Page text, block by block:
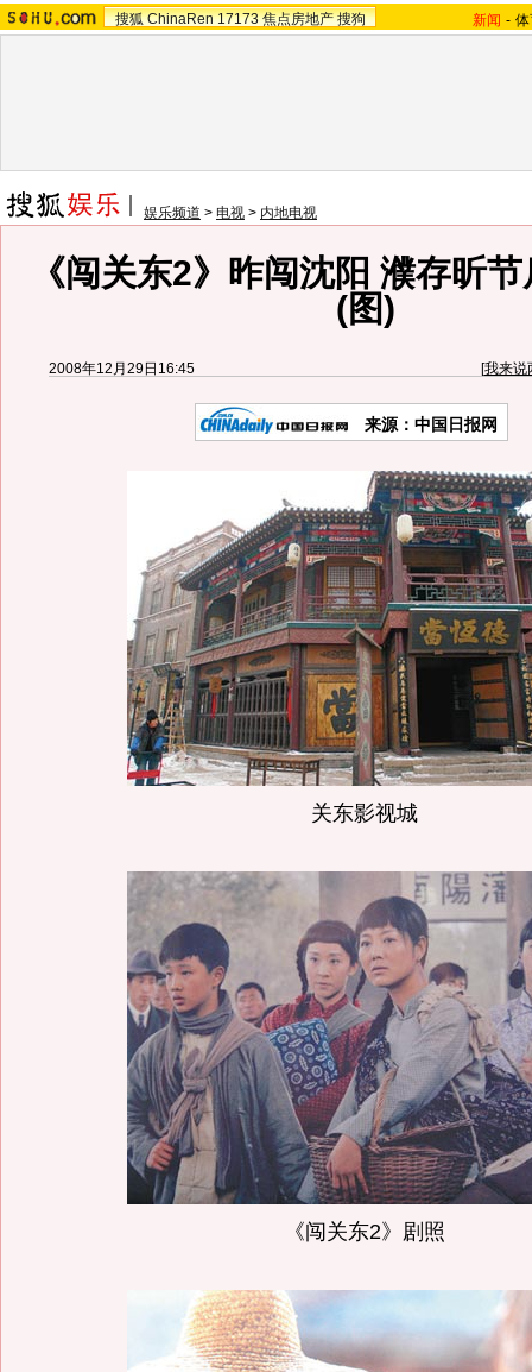
搜狐 ChinaRen 17173 焦点房地产 搜狗 新闻 -
娱乐频道 > 电视 > 内地电视
《闯关东2》昨闯沈阳 濮存昕
(图)
2008年12月29日16:45 [我来说
来源： 中国日报网
关东影视城
《闯关东2》剧照